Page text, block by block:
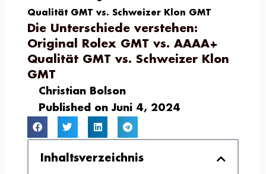
Qualität GMT vs. Schweizer Klon GMT
Die Unterschiede verstehen:
Original Rolex GMT vs. AAAA+
Qualität GMT vs. Schweizer Klon
GMT
Christian Bolson
Published on Juni 4, 2024
Inhaltsverzeichnis